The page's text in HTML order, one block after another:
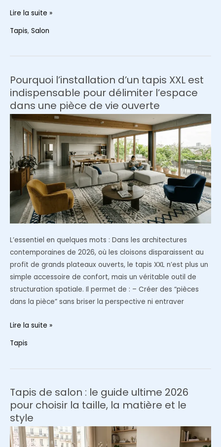
L’art
comment
deux
tapis
de
textures
différentes
définissent
le
cœur
votre
salon
Lire la suite »
Tapis, Salon
Pourquoi l’installation d’un tapis XXL est
indispensable pour délimiter l’espace
dans une pièce de vie ouverte
L’essentiel en quelques mots : Dans les architectures
contemporaines de 2026, où les cloisons disparaissent au
profit de grands plateaux ouverts, le tapis XXL n’est plus un
simple accessoire de confort, mais un véritable outil de
structuration spatiale. Il permet de : – Créer des “pièces
dans la pièce” sans briser la perspective ni entraver
Pourquoi
d’un
est
indispensable
pour
délimiter
l’espace
Lire la suite »
Tapis
Tapis de salon : le guide ultime 2026
pour choisir la taille, la matière et le
style